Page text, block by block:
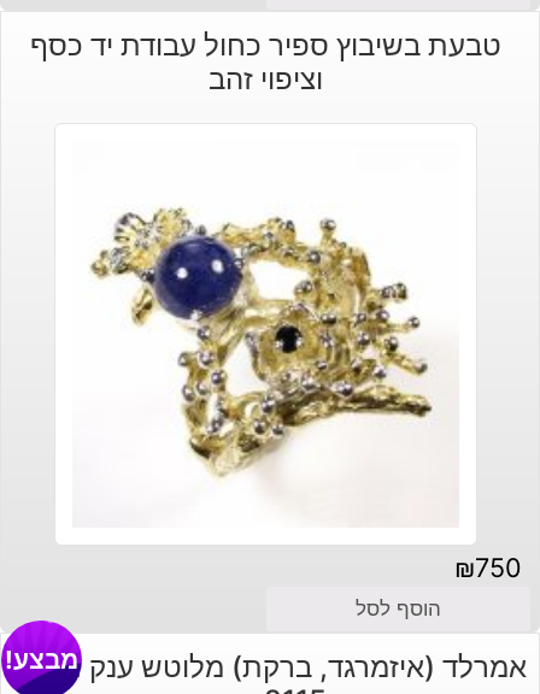
טבעת בשיבוץ ספיר כחול עבודת יד כסף
וציפוי זהב
₪750
הוסף לסל
אמרלד (איזמרגד, ברקת) מלוטש ענק תעודה
מבצע!